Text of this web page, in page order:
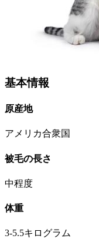
基本情報
原産地
アメリカ合衆国
被毛の長さ
中程度
体重
3-5.5キログラム